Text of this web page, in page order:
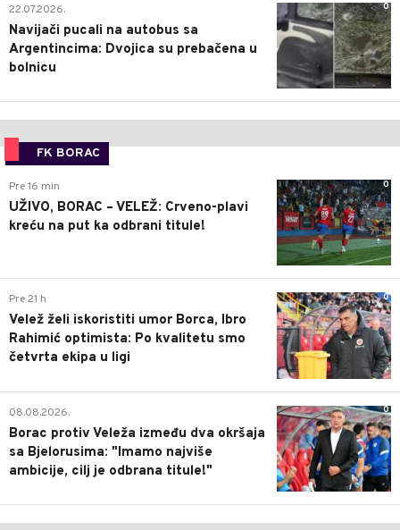
0
22.07.2026.
Navijači pucali na autobus sa
Argentincima: Dvojica su prebačena u
bolnicu
FK BORAC
0
Pre 16 min
UŽIVO, BORAC – VELEŽ: Crveno-plavi
kreću na put ka odbrani titule!
0
Pre 21 h
Velež želi iskoristiti umor Borca, Ibro
Rahimić optimista: Po kvalitetu smo
četvrta ekipa u ligi
0
08.08.2026.
Borac protiv Veleža između dva okršaja
sa Bjelorusima: "Imamo najviše
ambicije, cilj je odbrana titule!"